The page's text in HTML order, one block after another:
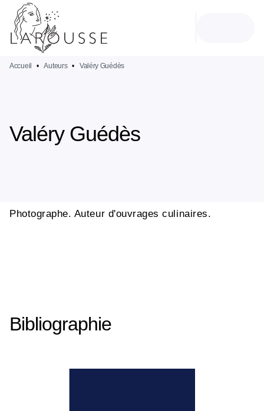
MENU
PIED DE PAGE
Accueil • Auteurs • Valéry Guédès
Valéry Guédès
Photographe. Auteur d'ouvrages culinaires.
Bibliographie